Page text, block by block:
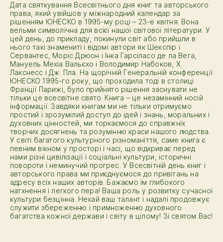
Дата святкування Всесвітнього дня книг та авторського
права, який увійшов у міжнародний календар за
рішенням ЮНЕСКО в 1995-му році – 23-е квітня. Вона
вельми символічна для всієї нашої світової літератури. У
цей день, до прикладу, покинули світ або прийшли в
нього такі знамениті і відомі автори як Шекспір і
Сервантес, Моріс Дрюон і Інка Гарсіласо де ла Вега,
Мануель Мехіа Вальєхо і Володимир Набоков, X.
Лакснесс і Дж. Пла. На щорічній Генеральній конференції
ЮНЕСКО 1995-го року, що проходила тоді в столиці
Франції Парижі, було прийнято рішення заснувати не
тільки це всесвітне свято. Книга – це незамінний носій
інформації. Завдяки книгам ми не тільки отримуємо
простий і зрозумілий доступ до ідей і знань, моральних і
духовних цінностей, ми торкаємося до справжніх
творчих досягнень та розумінню краси нашого людства.
У світі багатого культурного різноманіття, саме книга є
певним вікном у просторі і часі, що відкриває перед
нами різні цивілізації і соціальні культури, історичні
повороти і неминучий прогрес. У Всесвітній день книг і
авторського права ми приєднуємося до привітань на
адресу всіх наших авторів. Бажаємо їм глибокого
натхнення і легкого пера! Ваша роль у розвитку сучасної
культури безцінна. Нехай ваш талант і надалі продовжує
служити збереженню і примноженню духовного
багатства кожної держави і світу в цілому! Зі святом Вас!